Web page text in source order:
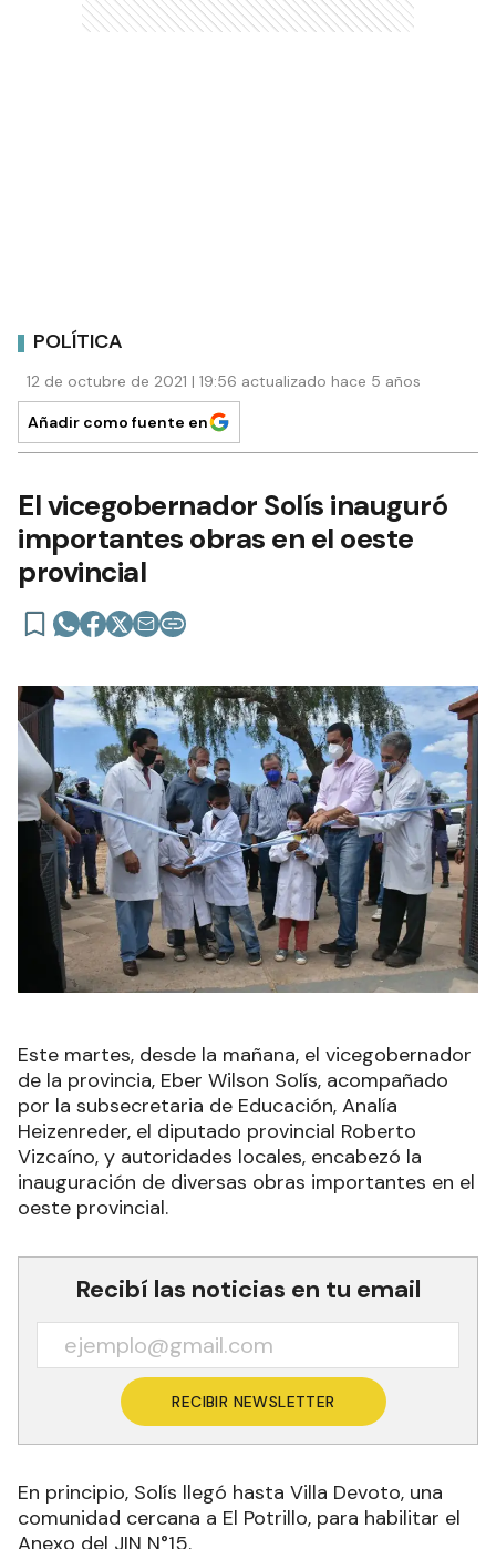
POLÍTICA
12 de octubre de 2021 | 19:56 actualizado hace 5 años
Añadir como fuente en
El vicegobernador Solís inauguró
importantes obras en el oeste
provincial
Este martes, desde la mañana, el vicegobernador
de la provincia, Eber Wilson Solís, acompañado
por la subsecretaria de Educación, Analía
Heizenreder, el diputado provincial Roberto
Vizcaíno, y autoridades locales, encabezó la
inauguración de diversas obras importantes en el
oeste provincial.
Recibí las noticias en tu email
RECIBIR NEWSLETTER
En principio, Solís llegó hasta Villa Devoto, una
comunidad cercana a El Potrillo, para habilitar el
Anexo del JIN N°15.